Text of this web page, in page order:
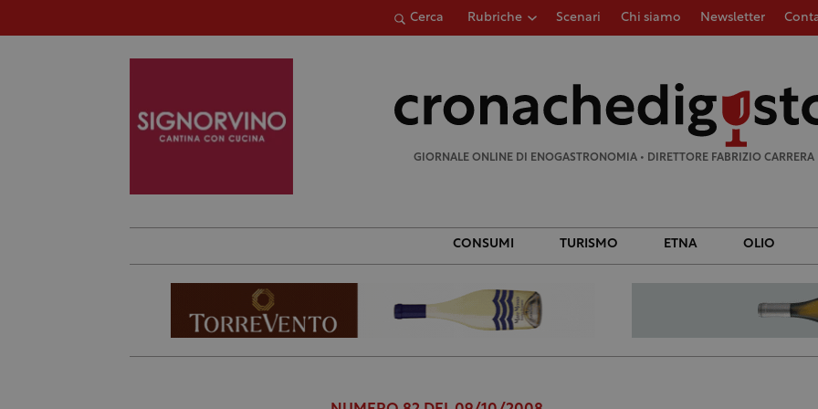
Cerca Rubriche Scenari Chi siamo Newsletter
GIORNALE ONLINE DI ENOGASTRONOMIA • DIRETTORE FABRIZIO CARRERA
CONSUMI TURISMO ETNA OLIO